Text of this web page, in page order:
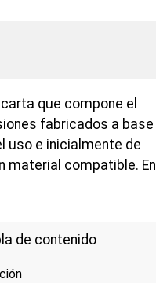
que compone el
fabricados a base
uso e inicialmente de
material compatible. En
de contenido